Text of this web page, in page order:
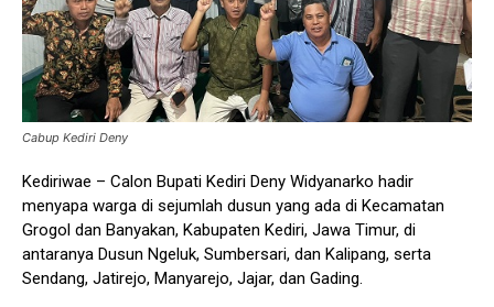
Cabup Kediri Deny
Kediriwae – Calon Bupati Kediri Deny Widyanarko hadir
menyapa warga di sejumlah dusun yang ada di Kecamatan
Grogol dan Banyakan, Kabupaten Kediri, Jawa Timur, di
antaranya Dusun Ngeluk, Sumbersari, dan Kalipang, serta
Sendang, Jatirejo, Manyarejo, Jajar, dan Gading.